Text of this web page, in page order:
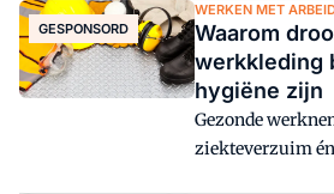
Alleen die waren
Anno 2024
vervangen door
GESPONSORD
WERKEN MET
Waarom
werkkleding
hygiëne zijn
Gezonde
ziekteverzuim